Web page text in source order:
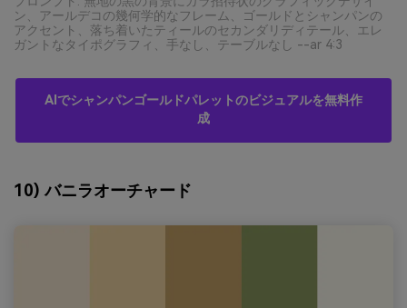
ン、アールデコの幾何学的なフレーム、ゴールドとシャンパンの
アクセント、落ち着いたティールのセカンダリディテール、エレ
ガントなタイポグラフィ、手なし、テーブルなし --ar 4:3
AIでシャンパンゴールドパレットのビジュアルを無料作
成
10) バニラオーチャード